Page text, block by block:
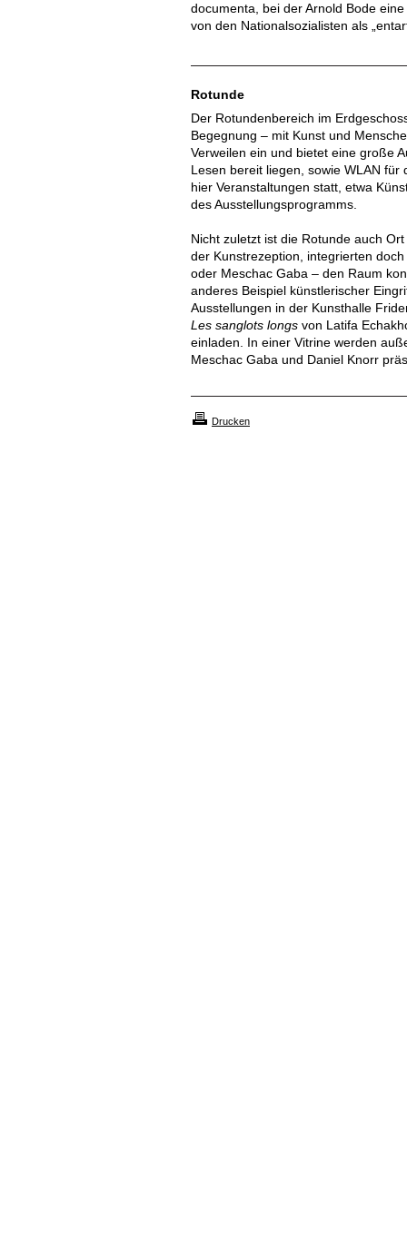
documenta, bei der Arnold Bode
von den Nationalsozialisten als
Rotunde
Der Rotundenbereich im
Begegnung – mit Kunst und
Verweilen ein und bietet eine große
Lesen bereit liegen, sowie WLAN
hier Veranstaltungen statt, etwa
des Ausstellungsprogramms.
Nicht zuletzt ist die Rotunde auch
der Kunstrezeption, integrierten
oder Meschac Gaba – den Raum
anderes Beispiel künstlerischer
Ausstellungen in der Kunsthalle
Les sanglots longs von Latifa
einladen. In einer Vitrine werden
Meschac Gaba und Daniel Knorr
Drucken